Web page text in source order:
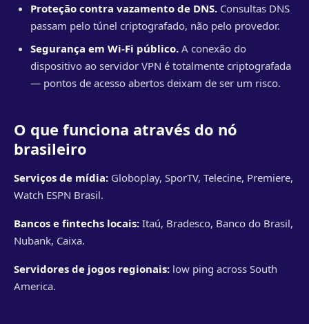
Proteção contra vazamento de DNS. Consultas DNS
passam pelo túnel criptografado, não pelo provedor.
Segurança em Wi-Fi público. A conexão do
dispositivo ao servidor VPN é totalmente criptografada
— pontos de acesso abertos deixam de ser um risco.
O que funciona através do nó
brasileiro
Serviços de mídia: Globoplay, SporTV, Telecine, Premiere,
Watch ESPN Brasil.
Bancos e fintechs locais: Itaú, Bradesco, Banco do Brasil,
Nubank, Caixa.
Servidores de jogos regionais: low ping across South
America.